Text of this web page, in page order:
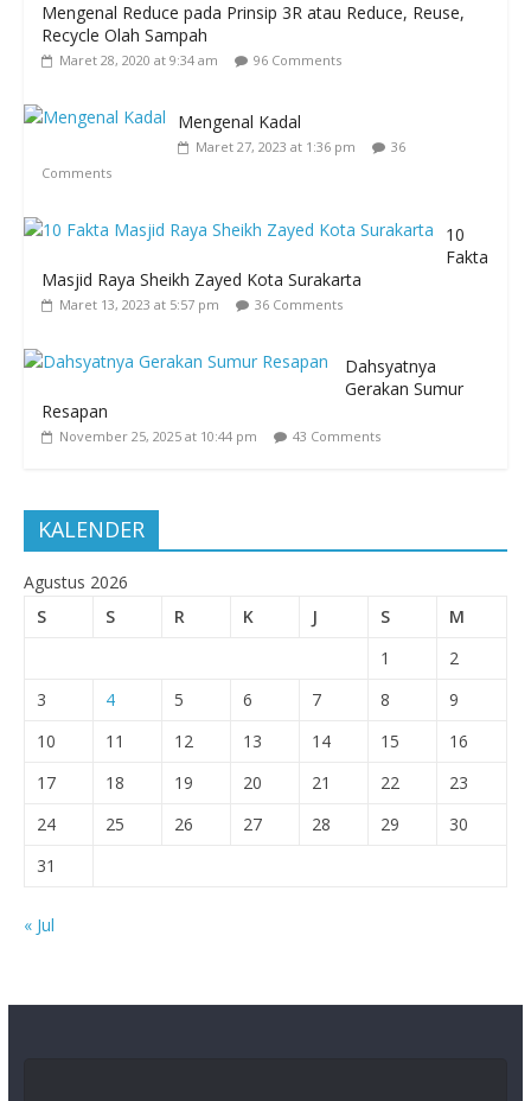
Mengenal Reduce pada Prinsip 3R atau Reduce, Reuse,
Recycle Olah Sampah
Maret 28, 2020 at 9:34 am 96 Comments
Mengenal Kadal
Maret 27, 2023 at 1:36 pm
36
Comments
10
Fakta
Masjid Raya Sheikh Zayed Kota Surakarta
Maret 13, 2023 at 5:57 pm 36 Comments
Dahsyatnya
Gerakan Sumur
Resapan
November 25, 2025 at 10:44 pm 43 Comments
KALENDER
Agustus 2026
S
S R K J S
M
1
2
3
4 5 6 7 8
9
10
11 12 13 14 15
16
17
18 19 20 21 22
23
24
25 26 27 28 29
30
31
« Jul